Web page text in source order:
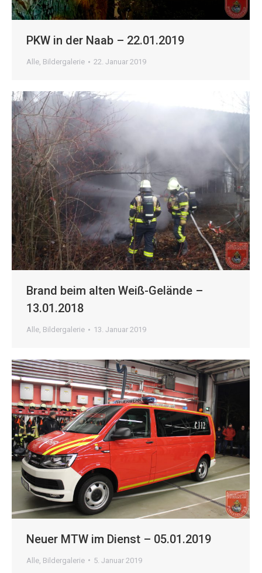
PKW in der Naab – 22.01.2019
Alle, Bildergalerie 22. Januar 2019
Brand beim alten Weiß-Gelände –
13.01.2018
Alle, Bildergalerie 13. Januar 2019
Neuer MTW im Dienst – 05.01.2019
Alle Bildergalerie 5. Januar 2019